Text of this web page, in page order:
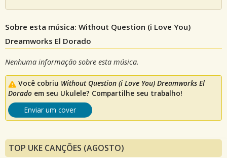
Sobre esta música: Without Question (i Love You)
Dreamworks El Dorado
Nenhuma informação sobre esta música.
Você cobriu Without Question (i Love You) Dreamworks El
Dorado em seu Ukulele? Compartilhe seu trabalho!
Enviar um cover
TOP UKE CANÇÕES (AGOSTO)